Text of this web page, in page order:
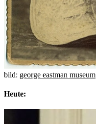
bild: george eastman museum
Heute: